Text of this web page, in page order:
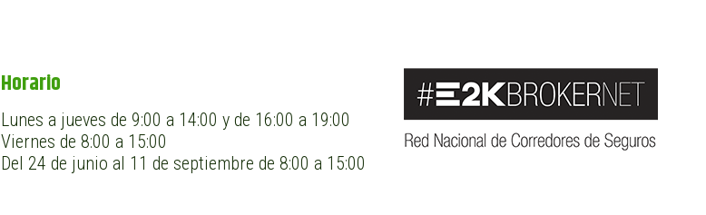
Horario
Lunes a jueves de 9:00 a 14:00 y de 16:00 a 19:00
Viernes de 8:00 a 15:00
Del 24 de junio al 11 de septiembre de 8:00 a 15:00